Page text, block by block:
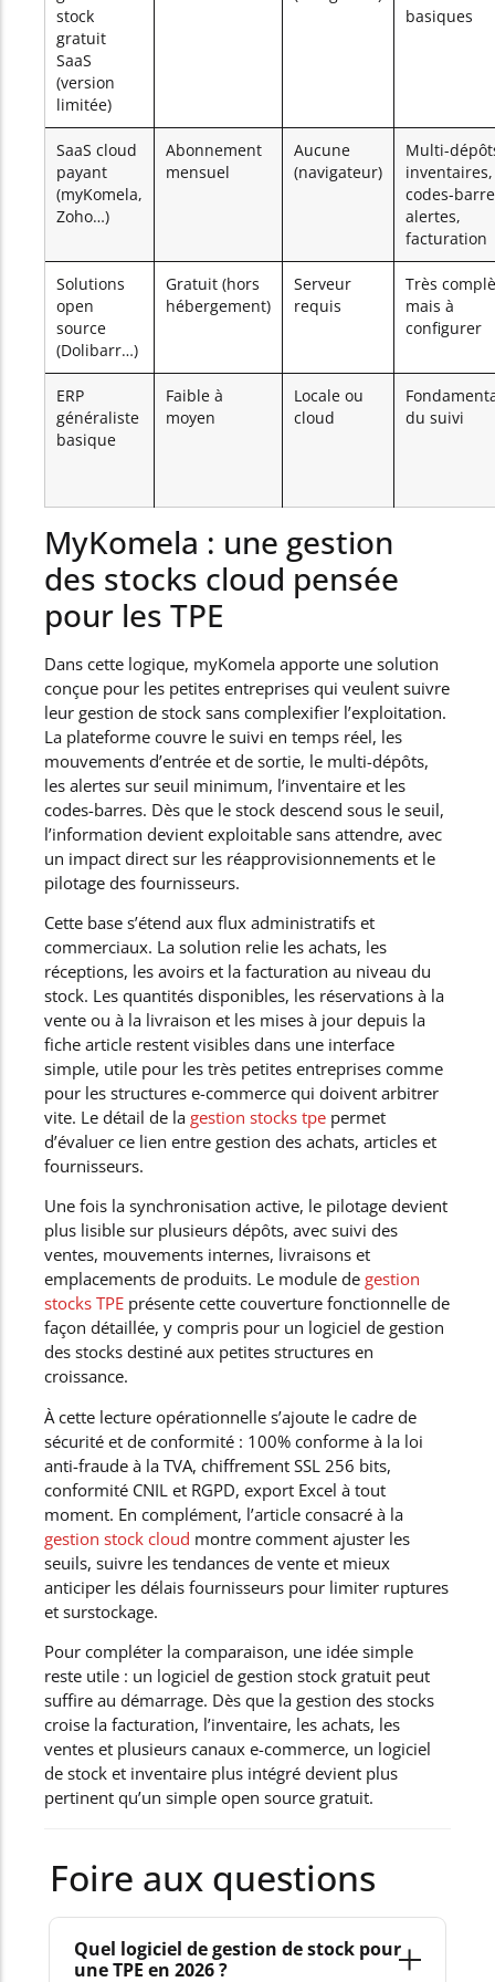
stock
gratuit
SaaS
(version
limitée)
basiques
SaaS cloud
payant
(myKomela,
Zoho…)
Abonnement
mensuel
Aucune
(navigateur)
Multi-
inventaires,
codes-
alertes,
facturation
Solutions
open
source
(Dolibarr…)
Gratuit (hors
hébergement)
Serveur
requis
Très
mais à
configurer
ERP
généraliste
basique
Faible à
moyen
Locale ou
cloud
du suivi
MyKomela : une gestion
des stocks cloud pensée
pour les TPE
Dans cette logique, myKomela apporte une solution
conçue pour les petites entreprises qui veulent suivre
leur gestion de stock sans complexifier l’exploitation.
La plateforme couvre le suivi en temps réel, les
mouvements d’entrée et de sortie, le multi-dépôts,
les alertes sur seuil minimum, l’inventaire et les
codes-barres. Dès que le stock descend sous le seuil,
l’information devient exploitable sans attendre, avec
un impact direct sur les réapprovisionnements et le
pilotage des fournisseurs.
Cette base s’étend aux flux administratifs et
commerciaux. La solution relie les achats, les
réceptions, les avoirs et la facturation au niveau du
stock. Les quantités disponibles, les réservations à la
vente ou à la livraison et les mises à jour depuis la
fiche article restent visibles dans une interface
simple, utile pour les très petites entreprises comme
pour les structures e-commerce qui doivent arbitrer
vite. Le détail de la gestion stocks tpe permet
d’évaluer ce lien entre gestion des achats, articles et
fournisseurs.
Une fois la synchronisation active, le pilotage devient
plus lisible sur plusieurs dépôts, avec suivi des
ventes, mouvements internes, livraisons et
emplacements de produits. Le module de gestion
stocks TPE présente cette couverture fonctionnelle de
façon détaillée, y compris pour un logiciel de gestion
des stocks destiné aux petites structures en
croissance.
À cette lecture opérationnelle s’ajoute le cadre de
sécurité et de conformité : 100% conforme à la loi
anti-fraude à la TVA, chiffrement SSL 256 bits,
conformité CNIL et RGPD, export Excel à tout
moment. En complément, l’article consacré à la
gestion stock cloud montre comment ajuster les
seuils, suivre les tendances de vente et mieux
anticiper les délais fournisseurs pour limiter ruptures
et surstockage.
Pour compléter la comparaison, une idée simple
reste utile : un logiciel de gestion stock gratuit peut
suffire au démarrage. Dès que la gestion des stocks
croise la facturation, l’inventaire, les achats, les
ventes et plusieurs canaux e-commerce, un logiciel
de stock et inventaire plus intégré devient plus
pertinent qu’un simple open source gratuit.
Foire aux questions
Quel logiciel de gestion de stock pour
une TPE en 2026 ?